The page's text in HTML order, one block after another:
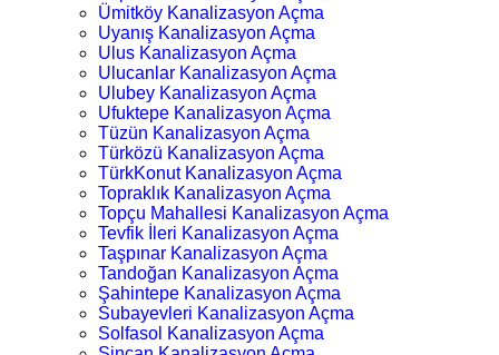
Ümitköy Kanalizasyon Açma
Uyanış Kanalizasyon Açma
Ulus Kanalizasyon Açma
Ulucanlar Kanalizasyon Açma
Ulubey Kanalizasyon Açma
Ufuktepe Kanalizasyon Açma
Tüzün Kanalizasyon Açma
Türközü Kanalizasyon Açma
TürkKonut Kanalizasyon Açma
Topraklık Kanalizasyon Açma
Topçu Mahallesi Kanalizasyon Açma
Tevfik İleri Kanalizasyon Açma
Taşpınar Kanalizasyon Açma
Tandoğan Kanalizasyon Açma
Şahintepe Kanalizasyon Açma
Subayevleri Kanalizasyon Açma
Solfasol Kanalizasyon Açma